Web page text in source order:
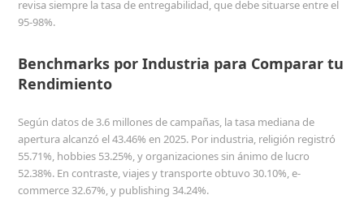
revisa siempre la tasa de entregabilidad, que debe situarse entre el
95-98%.
Benchmarks por Industria para Comparar tu
Rendimiento
Según datos de 3.6 millones de campañas, la tasa mediana de
apertura alcanzó el 43.46% en 2025. Por industria, religión registró
55.71%, hobbies 53.25%, y organizaciones sin ánimo de lucro
52.38%. En contraste, viajes y transporte obtuvo 30.10%, e-
commerce 32.67%, y publishing 34.24%.